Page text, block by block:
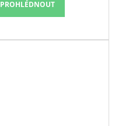
PROHLÉDNOUT